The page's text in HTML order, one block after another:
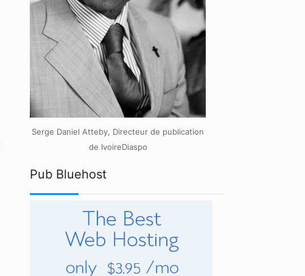
Serge Daniel Atteby, Directeur de publication
de IvoireDiaspo
Pub Bluehost